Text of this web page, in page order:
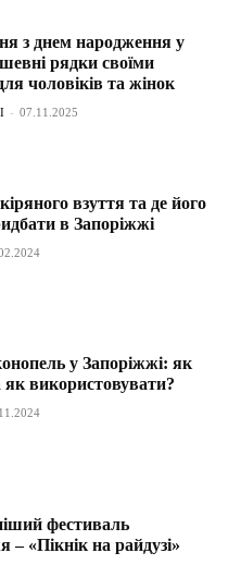
з днем народження у
рядки своїми
чоловіків та жінок
- 07.11.2025
взуття та де його
в Запоріжжі
у Запоріжжі: як
як використовувати?
фестиваль
– «Пікнік на райдузі»